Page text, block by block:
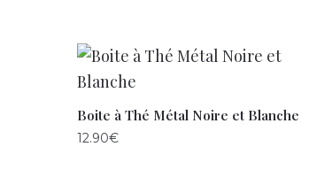
Boite à Thé Métal Noire et Blanche
12.90€